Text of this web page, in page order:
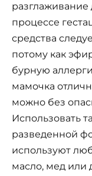
разглаживание
процессе
средства
потому как
бурную
мамочка
можно без
Использовать
разведенной
используют
масло, мед или